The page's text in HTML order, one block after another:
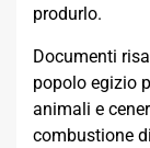
produrlo.
Documenti
popolo egizio
animali e
combustione